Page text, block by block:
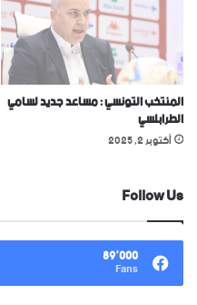
المنتخب التونسي : مساعد جديد لسامي
الطرابلسي
أكتوبر 2, 2025
Follow Us
89٬000
Fans